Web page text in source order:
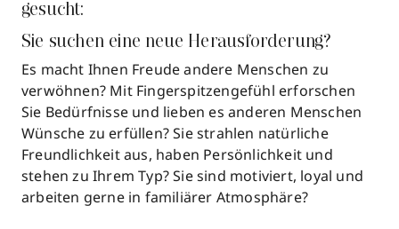
gesucht:
Sie suchen eine neue Herausforderung?
Es macht Ihnen Freude andere Menschen zu
verwöhnen? Mit Fingerspitzengefühl erforschen
Sie Bedürfnisse und lieben es anderen Menschen
Wünsche zu erfüllen? Sie strahlen natürliche
Freundlichkeit aus, haben Persönlichkeit und
stehen zu Ihrem Typ? Sie sind motiviert, loyal und
arbeiten gerne in familiärer Atmosphäre?